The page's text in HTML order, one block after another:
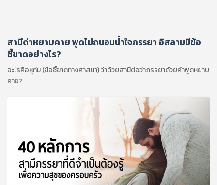
สามีด่าหยาบคาย พูดไม่ถนอมน้ำใจภรรยา อิสลามมีข้อ
ชี้ขาดอย่างไร?
อะไรคือหุก่ม (ข้อชี้ขาดทางศาสนา) ว่าด้วยสามีต่อว่าภรรยาด้วยคำพูดหยาบ
คาย?